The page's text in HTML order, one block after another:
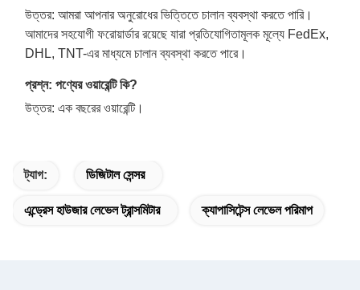
উত্তর: আমরা আপনার অনুরোধের ভিত্তিতে চালান ব্যবস্থা করতে পারি।
আমাদের সহযোগী ফরোয়ার্ডার রয়েছে যারা প্রতিযোগিতামূলক মূল্যে FedEx,
DHL, TNT-এর মাধ্যমে চালান ব্যবস্থা করতে পারে।
প্রশ্ন: পণ্যের ওয়ারেন্টি কি?
উত্তর: এক বছরের ওয়ারেন্টি।
ট্যাগ: ডিজিটাল সেন্সর
এন্ড্রেস হাউজার লেভেল ট্রান্সমিটার ক্যাপাসিটেন্স লেভেল পরিমাপ